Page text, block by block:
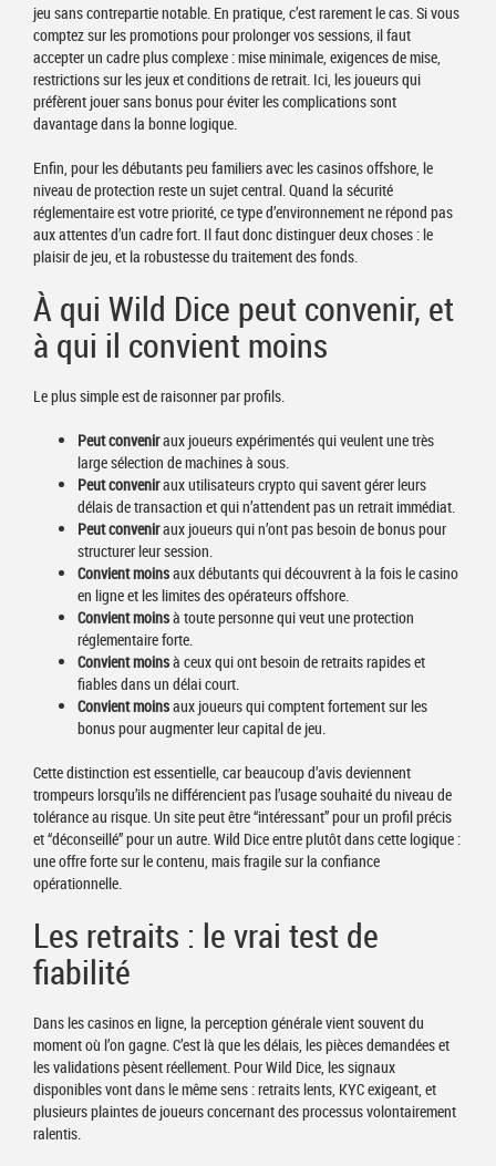
jeu sans contrepartie notable. En pratique, c’est rarement le cas. Si vous
comptez sur les promotions pour prolonger vos sessions, il faut
accepter un cadre plus complexe : mise minimale, exigences de mise,
restrictions sur les jeux et conditions de retrait. Ici, les joueurs qui
préfèrent jouer sans bonus pour éviter les complications sont
davantage dans la bonne logique.
Enfin, pour les débutants peu familiers avec les casinos offshore, le
niveau de protection reste un sujet central. Quand la sécurité
réglementaire est votre priorité, ce type d’environnement ne répond pas
aux attentes d’un cadre fort. Il faut donc distinguer deux choses : le
plaisir de jeu, et la robustesse du traitement des fonds.
À qui Wild Dice peut convenir, et
à qui il convient moins
Le plus simple est de raisonner par profils.
Peut conveniraux joueurs expérimentés qui veulent une très
large sélection de machines à sous.
Peut conveniraux utilisateurs crypto qui savent gérer leurs
délais de transaction et qui n’attendent pas un retrait immédiat.
Peut conveniraux joueurs qui n’ont pas besoin de bonus pour
structurer leur session.
Convient moinsaux débutants qui découvrent à la fois le casino
en ligne et les limites des opérateurs offshore.
Convient moinsà toute personne qui veut une protection
réglementaire forte.
Convient moinsà ceux qui ont besoin de retraits rapides et
fiables dans un délai court.
Convient moinsaux joueurs qui comptent fortement sur les
bonus pour augmenter leur capital de jeu.
Cette distinction est essentielle, car beaucoup d’avis deviennent
trompeurs lorsqu’ils ne différencient pas l’usage souhaité du niveau de
tolérance au risque. Un site peut être “intéressant” pour un profil précis
et “déconseillé” pour un autre. Wild Dice entre plutôt dans cette logique :
une offre forte sur le contenu, mais fragile sur la confiance
opérationnelle.
Les retraits : le vrai test de
fiabilité
Dans les casinos en ligne, la perception générale vient souvent du
moment où l’on gagne. C’est là que les délais, les pièces demandées et
les validations pèsent réellement. Pour Wild Dice, les signaux
disponibles vont dans le même sens : retraits lents, KYC exigeant, et
plusieurs plaintes de joueurs concernant des processus volontairement
ralentis.